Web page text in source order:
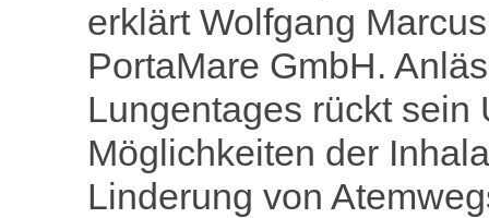
erklärt Wolfgang
PortaMare GmbH.
Lungentages rückt sein
Möglichkeiten der
Linderung von